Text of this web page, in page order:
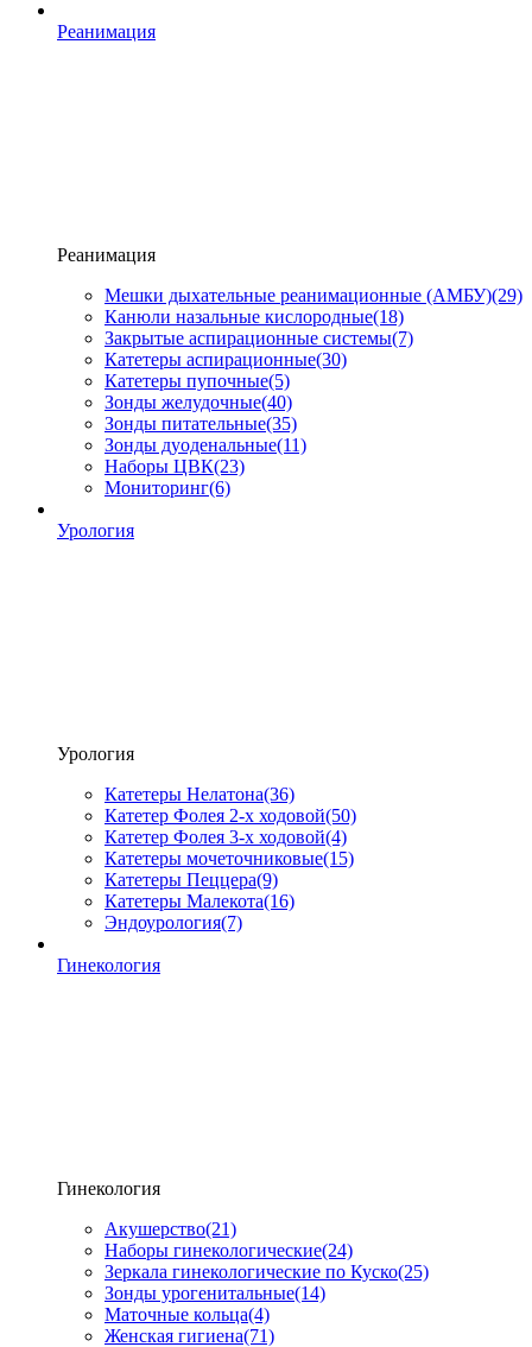
Реанимация
Реанимация
Мешки дыхательные реанимационные (АМБУ)(29)
Канюли назальные кислородные(18)
Закрытые аспирационные системы(7)
Катетеры аспирационные(30)
Катетеры пупочные(5)
Зонды желудочные(40)
Зонды питательные(35)
Зонды дуоденальные(11)
Наборы ЦВК(23)
Мониторинг(6)
Урология
Урология
Катетеры Нелатона(36)
Катетер Фолея 2-х ходовой(50)
Катетер Фолея 3-х ходовой(4)
Катетеры мочеточниковые(15)
Катетеры Пеццера(9)
Катетеры Малекота(16)
Эндоурология(7)
Гинекология
Гинекология
Акушерство(21)
Наборы гинекологические(24)
Зеркала гинекологические по Куско(25)
Зонды урогенитальные(14)
Маточные кольца(4)
Женская гигиена(71)